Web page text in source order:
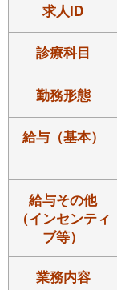
求人ID
診療科目
勤務形態
給与（基本）
給与その他
（インセンティ
ブ等）
業務内容